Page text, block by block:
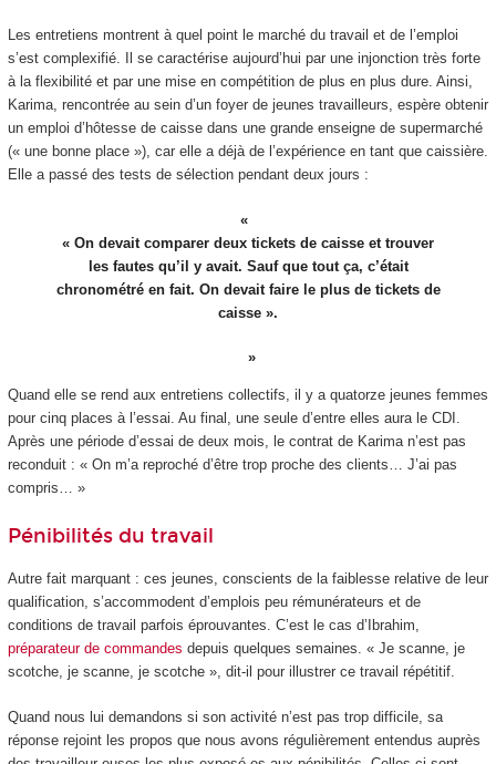
Les entretiens montrent à quel point le marché du travail et de l’emploi
s’est complexifié. Il se caractérise aujourd’hui par une injonction très forte
à la flexibilité et par une mise en compétition de plus en plus dure. Ainsi,
Karima, rencontrée au sein d’un foyer de jeunes travailleurs, espère obtenir
un emploi d’hôtesse de caisse dans une grande enseigne de supermarché
(« une bonne place »), car elle a déjà de l’expérience en tant que caissière.
Elle a passé des tests de sélection pendant deux jours :
« On devait comparer deux tickets de caisse et trouver
les fautes qu’il y avait. Sauf que tout ça, c’était
chronométré en fait. On devait faire le plus de tickets de
caisse ».
Quand elle se rend aux entretiens collectifs, il y a quatorze jeunes femmes
pour cinq places à l’essai. Au final, une seule d’entre elles aura le CDI.
Après une période d’essai de deux mois, le contrat de Karima n’est pas
reconduit : « On m’a reproché d’être trop proche des clients… J’ai pas
compris… »
Pénibilités du travail
Autre fait marquant : ces jeunes, conscients de la faiblesse relative de leur
qualification, s’accommodent d’emplois peu rémunérateurs et de
conditions de travail parfois éprouvantes. C’est le cas d’Ibrahim,
préparateur de commandes depuis quelques semaines. « Je scanne, je
scotche, je scanne, je scotche », dit-il pour illustrer ce travail répétitif.
Quand nous lui demandons si son activité n’est pas trop difficile, sa
réponse rejoint les propos que nous avons régulièrement entendus auprès